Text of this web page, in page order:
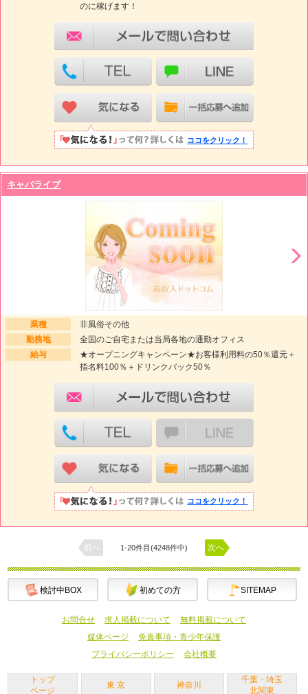
のに稼げます！
ココをクリック！
キャバライブ
業種
非風俗その他
勤務地
全国のご自宅または当局各地の通勤オフィス
給与
★オープニングキャンペーン★お客様利用料の50％還元＋
指名料100％＋ドリンクバック50％
ココをクリック！
前へ 1-20件目(4248件中) 次へ
検討中BOX 初めての方 SITEMAP
お問合せ 求人掲載について
無料掲載について
媒体ページ
免責事項・青少年保護
プライバシーポリシー
会社概要
トップ
ページ
東 京 神奈川
千葉・埼玉
北関東